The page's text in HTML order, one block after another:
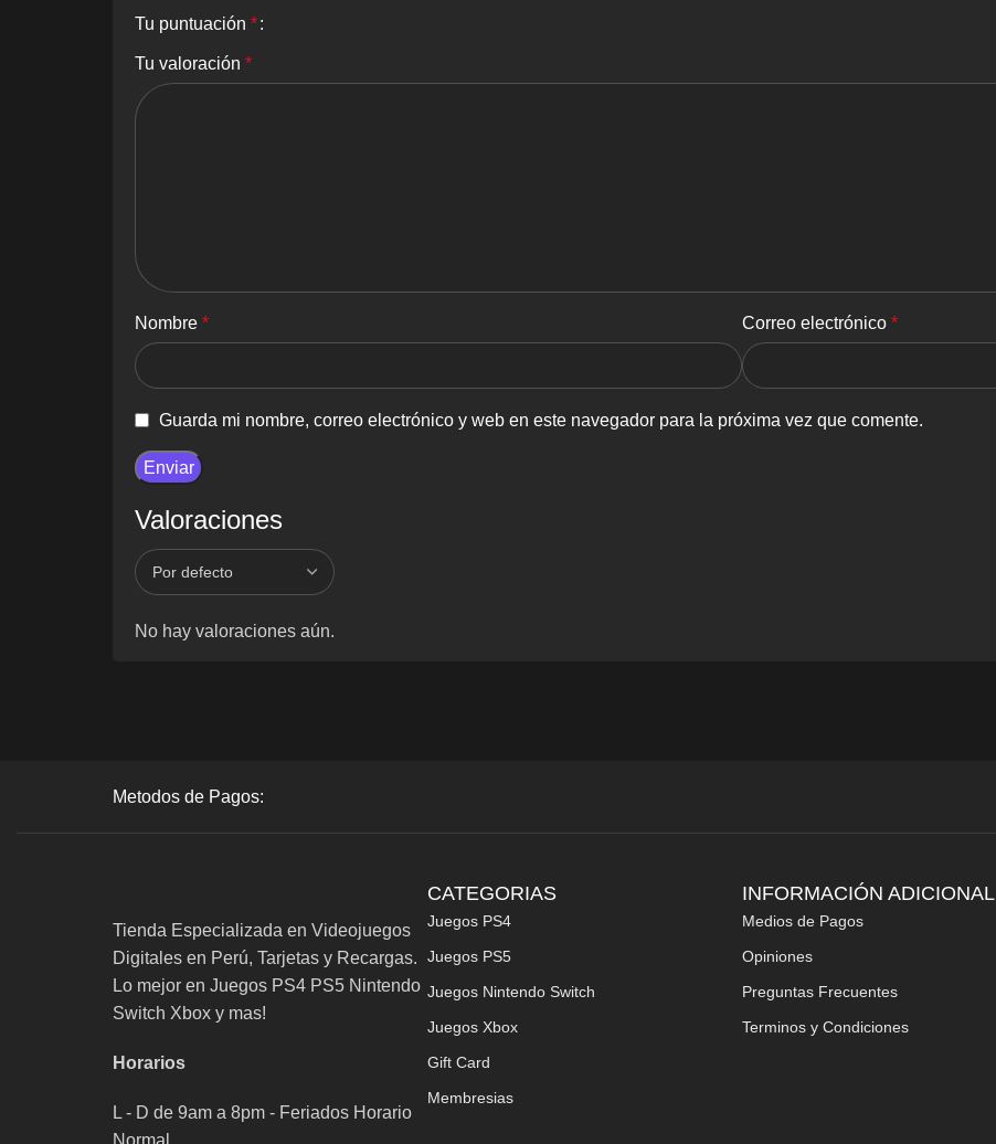
Valoraciones
No hay valoraciones aún.
Tu puntuación *
Tu valoración *
Nombre * Correo electrónico *
Guarda mi nombre, correo electrónico y web en este navegador para la próxima vez que comente.
Metodos de Pagos:
Tienda Especializada en Videojuegos
Digitales en Perú, Tarjetas y Recargas.
Lo mejor en Juegos PS4 PS5 Nintendo
Switch Xbox y mas!
Horarios
L - D de 9am a 8pm - Feriados Horario
CATEGORIAS
Juegos PS4
Juegos PS5
Juegos Nintendo Switch
Juegos Xbox
Gift Card
Membresias
INFORMACIÓN ADICIONAL
Medios de Pagos
Opiniones
Preguntas Frecuentes
Terminos y Condiciones